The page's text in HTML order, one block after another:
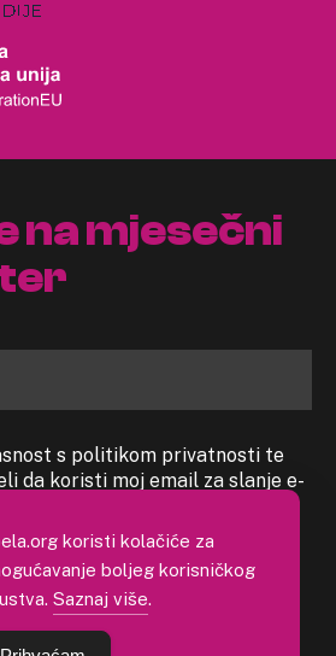
na mjesečni
s politikom privatnosti te
da koristi moj email za slanje e-
koristi kolačiće za
boljeg korisničkog
Saznaj više.